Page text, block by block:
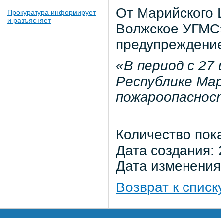
Прокуратура информирует
и разъясняет
От
Волжское
«В период с
Республике
Количество
Дата
Дата
Возврат к